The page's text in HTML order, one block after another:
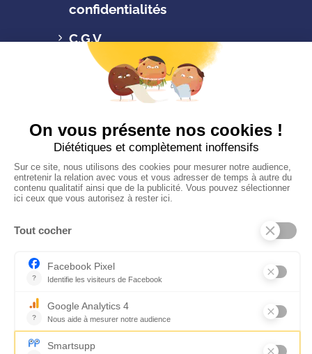
confidentialités
C.G.V
Suivez-nous
CONTACTEZ-NOUS
Florence Servan-Schreiber © 2026